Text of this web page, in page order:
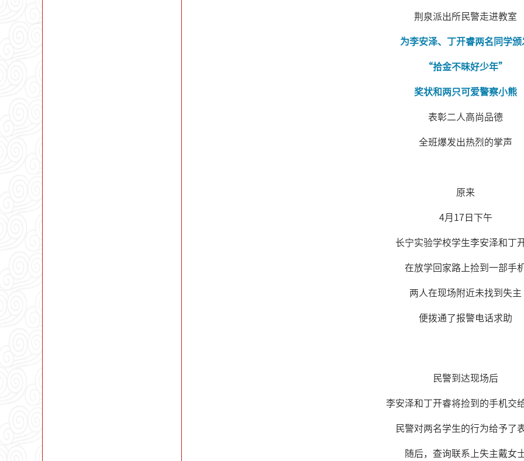
荆泉派出所民警走进教室
为李安泽、丁开睿两名同学颁
“拾金不昧好少年”
奖状和两只可爱警察小熊
表彰二人高尚品德
全班爆发出热烈的掌声
原来
4月17日下午
长宁实验学校学生李安泽和丁
在放学回家路上捡到一部手
两人在现场附近未找到失主
便拨通了报警电话求助
民警到达现场后
李安泽和丁开睿将捡到的手机交
民警对两名学生的行为给予了
随后，查询联系上失主戴女